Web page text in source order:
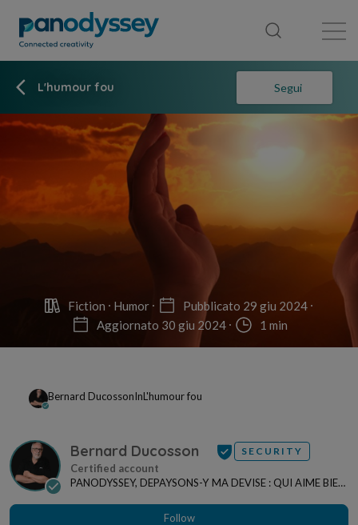
L'humour fou Segui
Fiction Humor
Pubblicato 29 giu 2024
Aggiornato 30 giu 2024
1 min
Bernard DucossonInL'humour fou
Bernard Ducosson SECURITY
PANODYSSEY, DEPAYSONS-Y MA DEVISE : QUI AIME BIEN,
Follow